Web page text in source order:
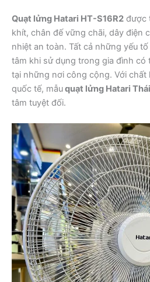
Quạt lửng Hatari HT-S16R2 được
khít, chân đế vững chãi, dây điện
nhiệt an toàn. Tất cả những yếu
tâm khi sử dụng trong gia đình có
tại những nơi công cộng. Với chất
quốc tế, mẫuquạt lửng Hatari
tâm tuyệt đối.